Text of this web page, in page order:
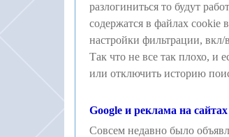
разлогиниться то будут
содержатся в файлах cookie
настройки фильтрации, вкл/
Так что не все так плохо, и
или отключить историю
Google и реклама на сайтах
Совсем недавно было